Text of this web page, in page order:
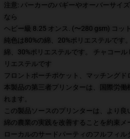
注意: パーカーのバギーやオーバーサイ
なら
ヘビー級 8.25 オンス. (〜280 gsm) コッ
純色は80%の綿、20%ポリエステルです
綿、30%ポリエステルです。 チャコール
リエステルです
フロントポーチポケット、マッチングド
本製品の第三者プリンターは、国際労働
れます。
この製品ソースのプリンターは、より
綿の農業の実践を改善することを約束メ
ローカルのサードパーティのフルフィ